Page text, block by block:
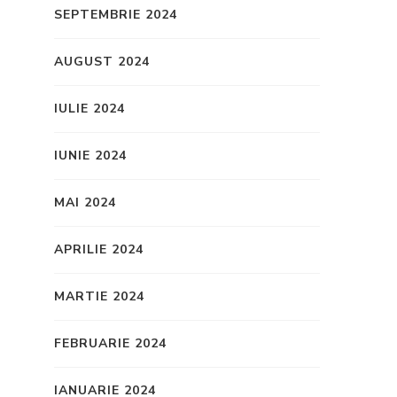
SEPTEMBRIE 2024
AUGUST 2024
IULIE 2024
IUNIE 2024
MAI 2024
APRILIE 2024
MARTIE 2024
FEBRUARIE 2024
IANUARIE 2024